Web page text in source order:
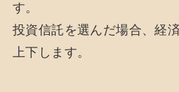
す。
投資信託を選んだ場合、経
上下します。